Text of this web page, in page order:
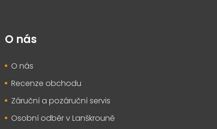
O nás
O nás
Recenze obchodu
Záruční a pozáruční servis
Osobní odběr v Lanškrouně